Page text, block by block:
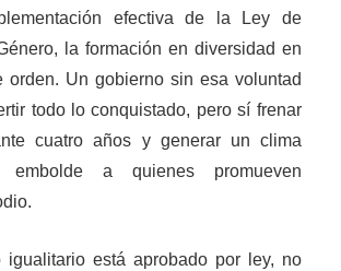
efectiva de la Ley de
la formación en diversidad en
orden. Un gobierno sin esa voluntad
todo lo conquistado, pero sí frenar
cuatro años y generar un clima
embolde a quienes promueven
igualitario está aprobado por ley, no